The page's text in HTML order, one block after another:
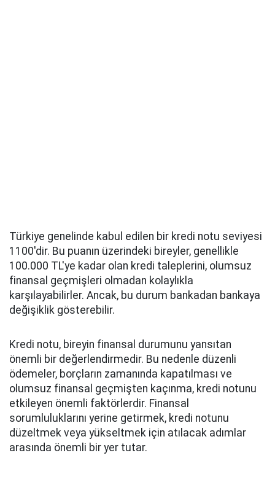
Türkiye genelinde kabul edilen bir kredi notu seviyesi
1100'dir. Bu puanın üzerindeki bireyler, genellikle
100.000 TL'ye kadar olan kredi taleplerini, olumsuz
finansal geçmişleri olmadan kolaylıkla
karşılayabilirler. Ancak, bu durum bankadan bankaya
değişiklik gösterebilir.
Kredi notu, bireyin finansal durumunu yansıtan
önemli bir değerlendirmedir. Bu nedenle düzenli
ödemeler, borçların zamanında kapatılması ve
olumsuz finansal geçmişten kaçınma, kredi notunu
etkileyen önemli faktörlerdir. Finansal
sorumluluklarını yerine getirmek, kredi notunu
düzeltmek veya yükseltmek için atılacak adımlar
arasında önemli bir yer tutar.